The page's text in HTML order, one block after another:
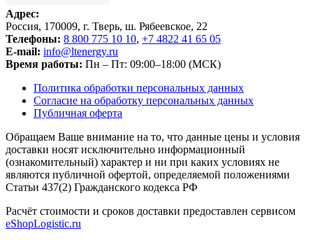
Адрес:
Россия, 170009, г. Тверь, ш. Рябеевское, 22
Телефоны: 8 800 775 10 10, +7 4822 41 65 05
E-mail: info@ltenergy.ru
Время работы: Пн – Пт: 09:00–18:00 (МСК)
Политика обработки персональных данных
Согласие на обработку персональных данных
Публичная оферта
Обращаем Ваше внимание на то, что данные цены и условия
доставки носят исключительно информационный
(ознакомительный) характер и ни при каких условиях не
являются публичной офертой, определяемой положениями
Статьи 437(2) Гражданского кодекса РФ
Расчёт стоимости и сроков доставки предоставлен сервисом
eShopLogistic.ru